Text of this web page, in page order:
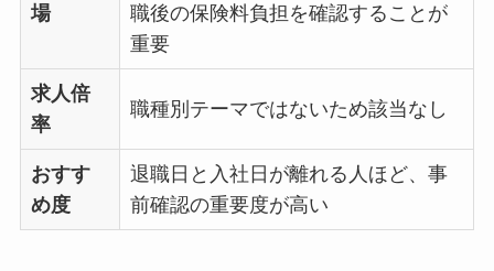
場
職後の保険料負担を確認することが
重要
求人倍
率
職種別テーマではないため該当なし
おすす
め度
退職日と入社日が離れる人ほど、事
前確認の重要度が高い